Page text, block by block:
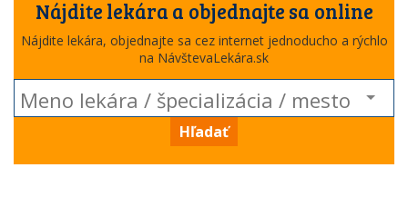
Nájdite lekára a objednajte sa online
Nájdite lekára, objednajte sa cez internet jednoducho a rýchlo
na NávštevaLekára.sk
Hľadať